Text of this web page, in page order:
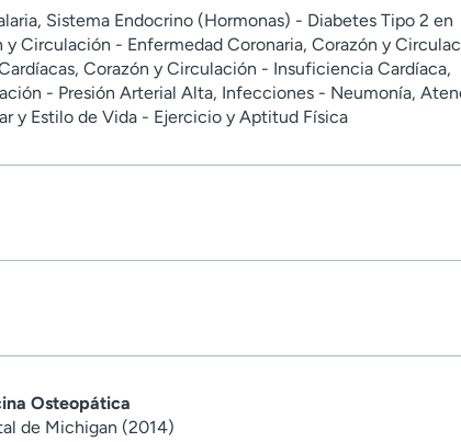
Sistema Endocrino (Hormonas) - Diabetes Tipo 2 en
y Circulación - Enfermedad Coronaria, Corazón y
Corazón y Circulación - Insuficiencia Cardíaca,
- Presión Arterial Alta, Infecciones - Neumonía,
y Estilo de Vida - Ejercicio y Aptitud Física
Osteopática
de Michigan (2014)